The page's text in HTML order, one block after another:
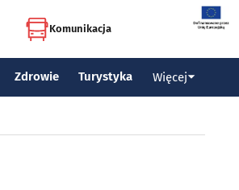
Komunikacja
Zdrowie Turystyka Więcej